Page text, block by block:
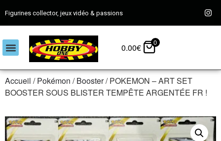
Figurines collector, jeux vidéo & passions
0.00€ 0
Accueil /Pokémon /Booster/ POKEMON – ART SET
BOOSTER SOUS BLISTER TEMPÊTE ARGENTÉE FR !